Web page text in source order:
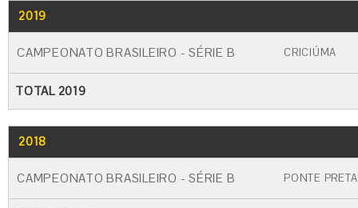
2019
CAMPEONATO BRASILEIRO - SÉRIE B CRICIÚMA
TOTAL 2019
2018
CAMPEONATO BRASILEIRO - SÉRIE B PONTE PRETA